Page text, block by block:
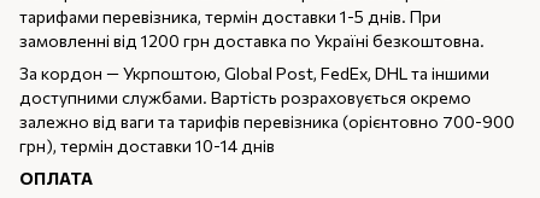
тарифами перевізника, термін доставки 1-5 днів. При
замовленні від 1200 грн доставка по Україні безкоштовна.
За кордон — Укрпоштою, Global Post, FedEx, DHL та іншими
доступними службами. Вартість розраховується окремо
залежно від ваги та тарифів перевізника (орієнтовно 700-900
грн), термін доставки 10-14 днів
ОПЛАТА